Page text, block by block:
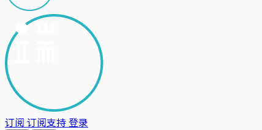
订阅 订阅支持登录